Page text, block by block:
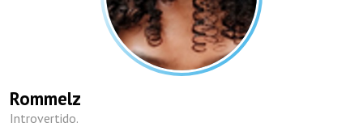
Rommelz
Introvertido.